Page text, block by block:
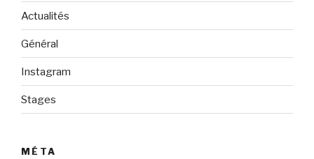
Actualités
Général
Instagram
Stages
MÉTA